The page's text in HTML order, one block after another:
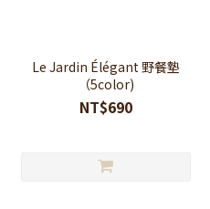
Le Jardin Élégant 野餐墊
（5color)
NT$690